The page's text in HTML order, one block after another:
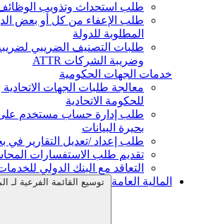
طلب استحداث وتذويب
طلب الإعفاء من كل أو بعض
المطلوبة للدولة
طلبات التصنيف الضريبي
وضريبة الشركات ATTR
خدمات الجهات الحكومية
معالجة طلبات الجهات الاتحادية
للحكومة الاتحادية
طلب إدارة حساب مستخدم على
بحيرة البيانات
طلب إعداد /تعديل التقارير في
تقديم طلب الاستفسارات
التعاقد مع البنك الدولي
المالية العامة
توسيع القائمة الفرعية لـ